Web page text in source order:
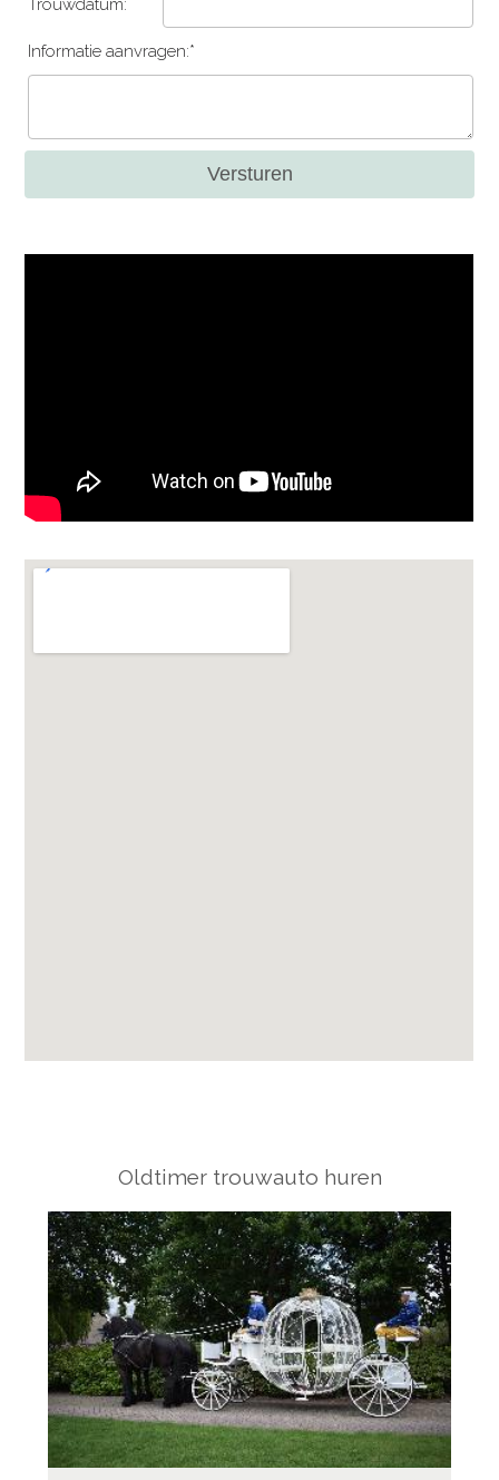
Trouwdatum:
Informatie aanvragen:*
Oldtimer trouwauto huren